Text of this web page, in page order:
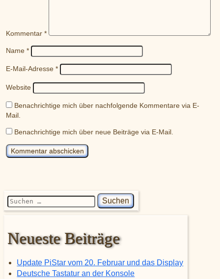
Kommentar*
Name*
E-Mail-Adresse*
Website
Benachrichtige mich über nachfolgende Kommentare via E-
Mail.
Benachrichtige mich über neue Beiträge via E-Mail.
Suchen nach:
Neueste Beiträge
Update PiStar vom 20. Februar und das Display
Deutsche Tastatur an der Konsole